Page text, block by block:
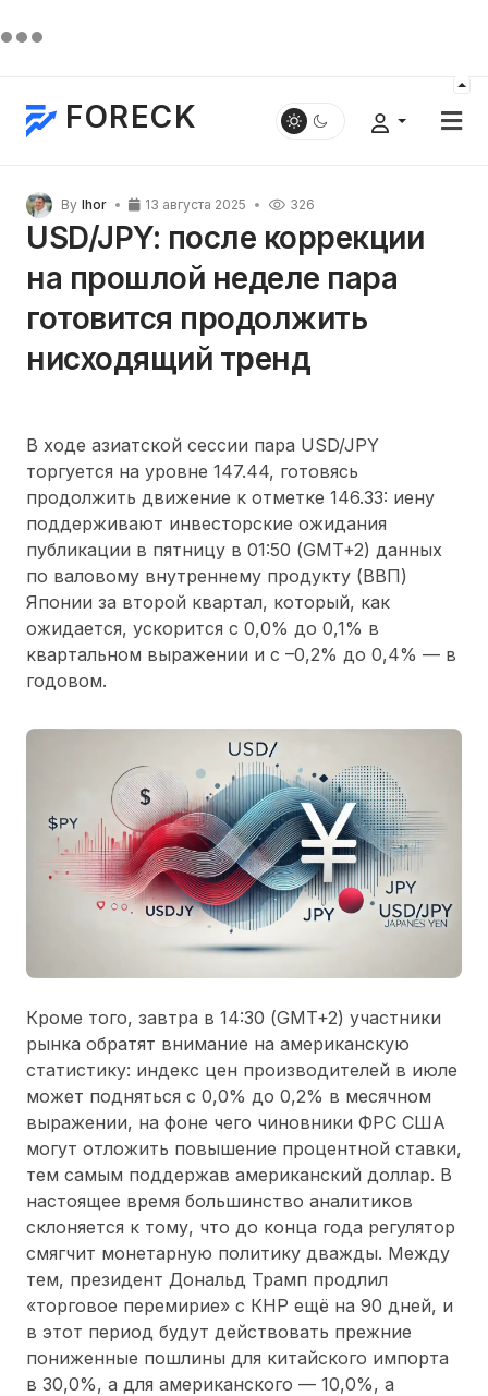
FORECK
By Ihor 13 августа 2025 326
USD/JPY: после коррекции
на прошлой неделе пара
готовится продолжить
нисходящий тренд
В ходе азиатской сессии пара USD/JPY
торгуется на уровне 147.44, готовясь
продолжить движение к отметке 146.33: иену
поддерживают инвесторские ожидания
публикации в пятницу в 01:50 (GMT+2) данных
по валовому внутреннему продукту (ВВП)
Японии за второй квартал, который, как
ожидается, ускорится с 0,0% до 0,1% в
квартальном выражении и с –0,2% до 0,4% — в
годовом.
Кроме того, завтра в 14:30 (GMT+2) участники
рынка обратят внимание на американскую
статистику: индекс цен производителей в июле
может подняться с 0,0% до 0,2% в месячном
выражении, на фоне чего чиновники ФРС США
могут отложить повышение процентной ставки,
тем самым поддержав американский доллар. В
настоящее время большинство аналитиков
склоняется к тому, что до конца года регулятор
смягчит монетарную политику дважды. Между
тем, президент Дональд Трамп продлил
«торговое перемирие» с КНР ещё на 90 дней, и
в этот период будут действовать прежние
пониженные пошлины для китайского импорта
в 30,0%, а для американского — 10,0%, а